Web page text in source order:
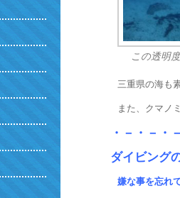
この透明
三重県の海も
また、クマノ
・－・－・
ダイビング
嫌な事を忘れ